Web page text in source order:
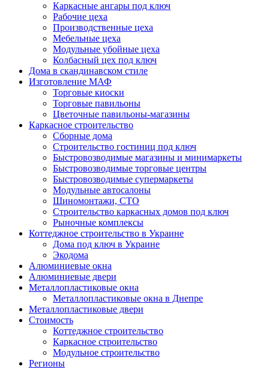
Каркасные ангары под ключ
Рабочие цеха
Производственные цеха
Мебельные цеха
Модульные убойные цеха
Колбасный цех под ключ
Дома в скандинавском стиле
Изготовление МАФ
Торговые киоски
Торговые павильоны
Цветочные павильоны-магазины
Каркасное строительство
Сборные дома
Строительство гостиниц под ключ
Быстровозводимые магазины и минимаркеты
Быстровозводимые торговые центры
Быстровозводимые супермаркеты
Модульные автосалоны
Шиномонтажи, СТО
Строительство каркасных домов под ключ
Рыночные комплексы
Коттеджное строительство в Украине
Дома под ключ в Украине
Экодома
Алюминиевые окна
Алюминиевые двери
Металлопластиковые окна
Металлопластиковые окна в Днепре
Металлопластиковые двери
Стоимость
Коттеджное строительство
Каркасное строительство
Модульное строительство
Регионы